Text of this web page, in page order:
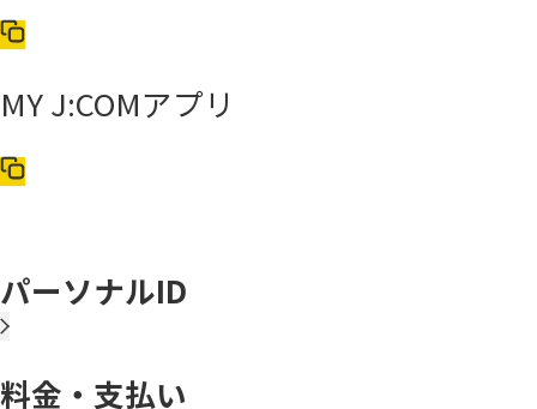
MY J:COMアプリ
パーソナルID
料金・支払い